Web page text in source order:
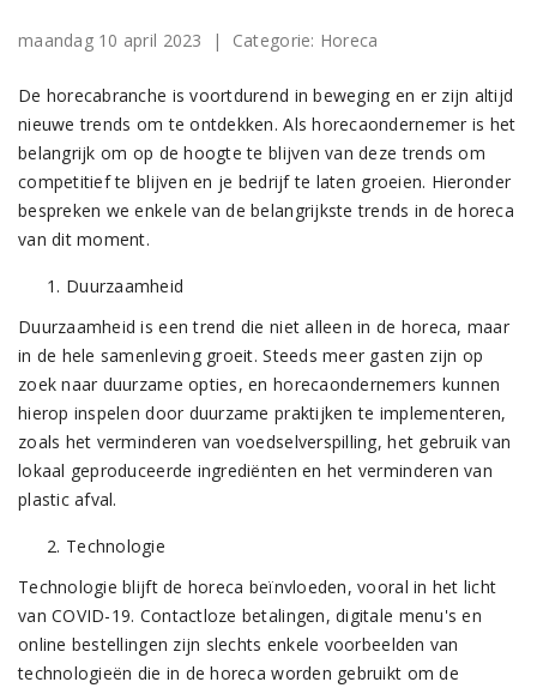
maandag 10 april 2023 | Categorie: Horeca
De horecabranche is voortdurend in beweging en er zijn altijd
nieuwe trends om te ontdekken. Als horecaondernemer is het
belangrijk om op de hoogte te blijven van deze trends om
competitief te blijven en je bedrijf te laten groeien. Hieronder
bespreken we enkele van de belangrijkste trends in de horeca
van dit moment.
Duurzaamheid
Duurzaamheid is een trend die niet alleen in de horeca, maar
in de hele samenleving groeit. Steeds meer gasten zijn op
zoek naar duurzame opties, en horecaondernemers kunnen
hierop inspelen door duurzame praktijken te implementeren,
zoals het verminderen van voedselverspilling, het gebruik van
lokaal geproduceerde ingrediënten en het verminderen van
plastic afval.
Technologie
Technologie blijft de horeca beïnvloeden, vooral in het licht
van COVID-19. Contactloze betalingen, digitale menu's en
online bestellingen zijn slechts enkele voorbeelden van
technologieën die in de horeca worden gebruikt om de